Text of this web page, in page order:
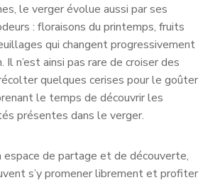
le verger évolue aussi par ses
: floraisons du printemps, fruits
qui changent progressivement
Il n’est ainsi pas rare de croiser des
quelques cerises pour le goûter
le temps de découvrir les
présentes dans le verger.
espace de partage et de découverte,
s’y promener librement et profiter